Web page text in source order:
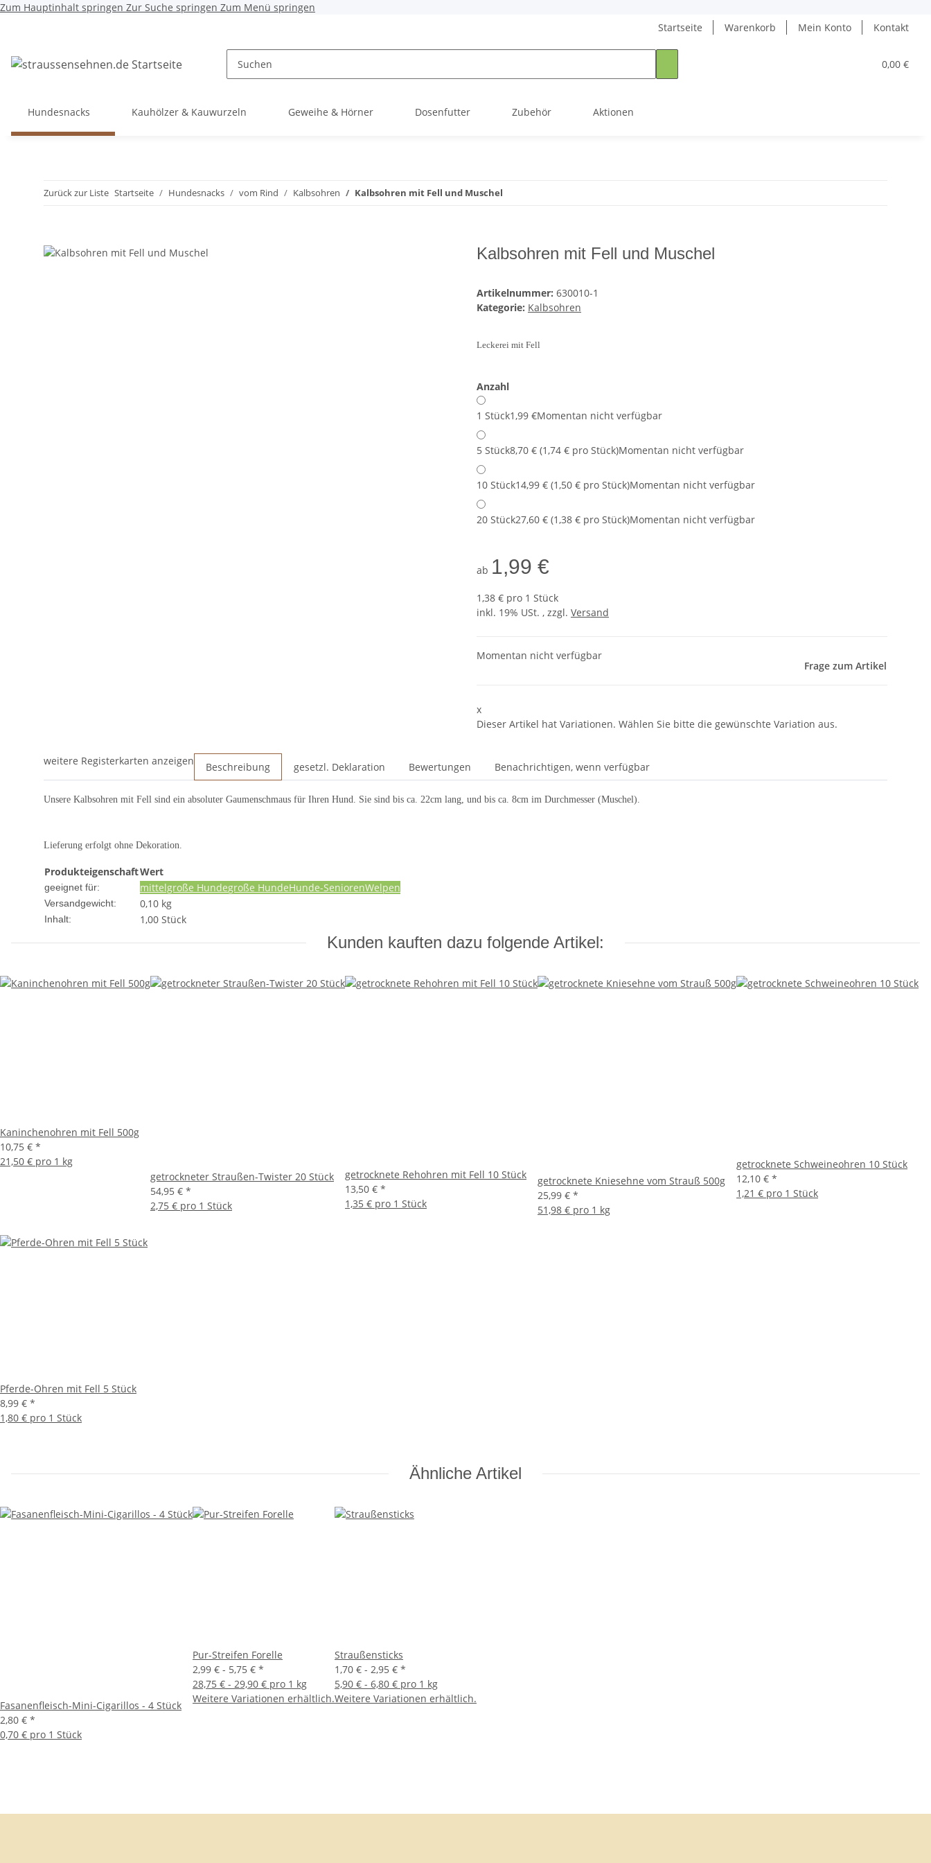
Zum Hauptinhalt springen Zur Suche springen Zum Menü springen
Startseite
Warenkorb Mein Konto Kontakt
0,00 €
Hundesnacks Kauhölzer & Kauwurzeln Geweihe & Hörner Dosenfutter Zubehör Aktionen
Zurück zur Liste Startseite Hundesnacks vom Rind Kalbsohren Kalbsohren mit Fell und Muschel
Kalbsohren mit Fell und Muschel
Artikelnummer: 630010-1
Kategorie: Kalbsohren
Leckerei mit Fell
Anzahl
1 Stück1,99 €Momentan nicht verfügbar
5 Stück8,70 € (1,74 € pro Stück)Momentan nicht verfügbar
10 Stück14,99 € (1,50 € pro Stück)Momentan nicht verfügbar
20 Stück27,60 € (1,38 € pro Stück)Momentan nicht verfügbar
ab 1,99 €
1,38 € pro 1 Stück
inkl. 19% USt. , zzgl. Versand
Momentan nicht verfügbar
Frage zum Artikel
x
Dieser Artikel hat Variationen. Wählen Sie bitte die gewünschte Variation aus.
weitere Registerkarten anzeigen Beschreibung gesetzl. Deklaration Bewertungen Benachrichtigen, wenn verfügbar
Unsere Kalbsohren mit Fell sind ein absoluter Gaumenschmaus für Ihren Hund. Sie sind bis ca. 22cm lang, und bis ca. 8cm im Durchmesser (Muschel).
Lieferung erfolgt ohne Dekoration.
ProdukteigenschaftWert
geeignet für: mittelgroße Hundegroße HundeHunde-SeniorenWelpen
Versandgewicht: 0,10 kg
Inhalt: 1,00 Stück
Kunden kauften dazu folgende Artikel:
Kaninchenohren mit Fell 500g
10,75 € *
21,50 € pro 1 kg
getrockneter Straußen-Twister 20 Stück
54,95 € *
2,75 € pro 1 Stück
getrocknete Rehohren mit Fell 10 Stück
13,50 € *
1,35 € pro 1 Stück
getrocknete Kniesehne vom Strauß 500g
25,99 € *
51,98 € pro 1 kg
getrocknete Schweineohren 10 Stück
12,10 € *
1,21 € pro 1 Stück
Pferde-Ohren mit Fell 5 Stück
8,99 € *
1,80 € pro 1 Stück
Ähnliche Artikel
Fasanenfleisch-Mini-Cigarillos - 4 Stück
2,80 € *
0,70 € pro 1 Stück
Pur-Streifen Forelle
2,99 € - 5,75 € *
28,75 € - 29,90 € pro 1 kg
Weitere Variationen erhältlich.
Straußensticks
1,70 € - 2,95 € *
5,90 € - 6,80 € pro 1 kg
Weitere Variationen erhältlich.